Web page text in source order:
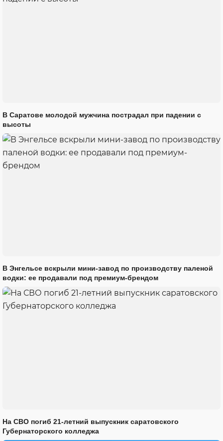
В Саратове молодой мужчина пострадал при падении с
высоты
В Энгельсе вскрыли мини-завод по производству паленой
водки: ее продавали под премиум-брендом
На СВО погиб 21-летний выпускник саратовского
Губернаторского колледжа